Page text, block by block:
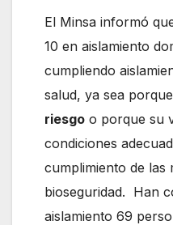
El Minsa informó
10 en aislamiento
cumpliendo
salud, ya sea
riesgo o porque su
condiciones
cumplimiento de las
bioseguridad. Han
aislamiento 69